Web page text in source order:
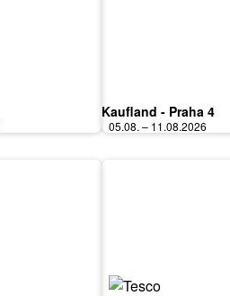
Kaufland - Praha 4
05.08. – 11.08.2026